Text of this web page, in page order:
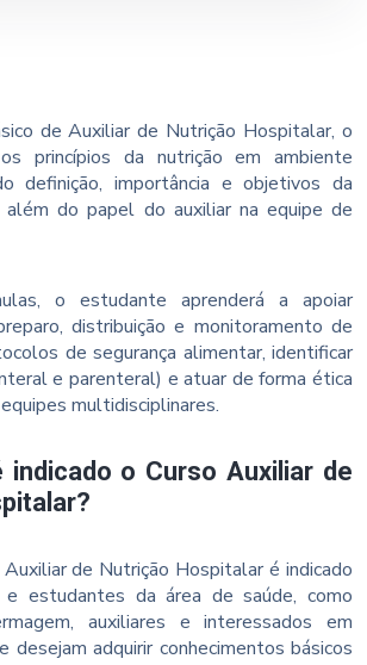
de Auxiliar de Nutrição Hospitalar, o
princípios da nutrição em ambiente
definição, importância e objetivos da
além do papel do auxiliar na equipe de
o estudante aprenderá a apoiar
distribuição e monitoramento de
de segurança alimentar, identificar
e parenteral) e atuar de forma ética
multidisciplinares.
indicado o Curso Auxiliar de
de Nutrição Hospitalar é indicado
e estudantes da área de saúde, como
auxiliares e interessados em
desejam adquirir conhecimentos básicos